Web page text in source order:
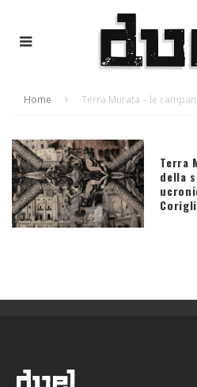
Home Terra Murata – le
Terra
della